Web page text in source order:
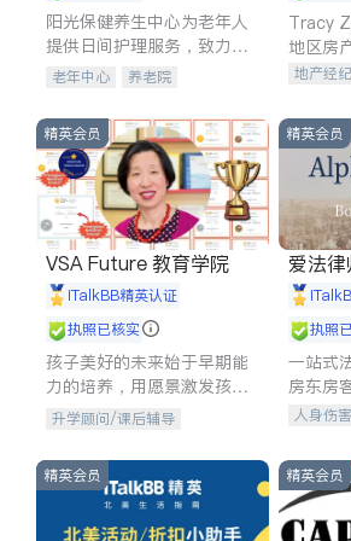
阳光保健养生中心为老年人
提供日间护理服务，致力于
通过持续的护理创新来有效
老年中心 养老院
Tracy
地区房
地产经纪
商铺租售
精英会员
VSA Future 教育学院
iTalkBB精英认证
执照已核实
孩子美好的未来始于早期能
力的培养，用愿景激发孩子
的学习潜力和动力。理念：
拥有成长型心态是成功的基
石。
升学顾问/课后辅导
精英会员
爱法
执照
一站式
房东房
伤害、
建筑合
人身伤害
信托/遗
索赔
精英会员 精英会员